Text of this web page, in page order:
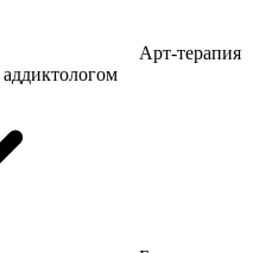
Арт-терапия